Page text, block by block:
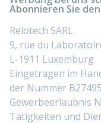
Abonnieren Sie
Relotech SARL
9, rue du
L-1911 Luxemburg
Eingetragen im
der Nummer
Gewerbeerlaubnis
Tätigkeiten und